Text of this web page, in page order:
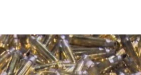
МО: Над 200 млн.
с помощта за Украйна